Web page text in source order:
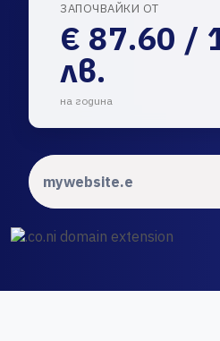
ЗАПОЧВАЙКИ ОТ
€ 87.60 /
лв.
на година